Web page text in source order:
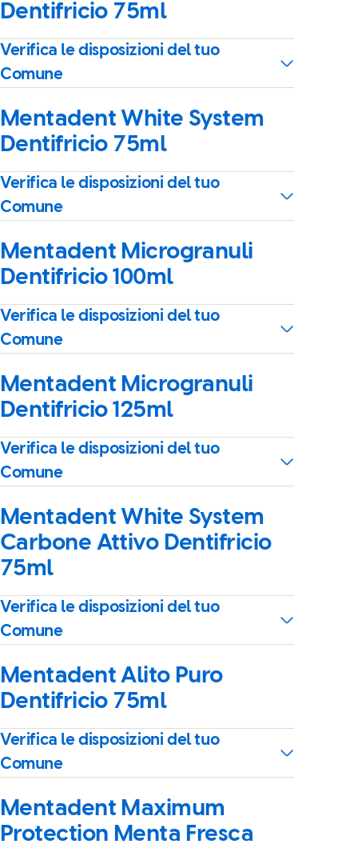
Dentifricio 75ml
Verifica le disposizioni del tuo
Comune
Mentadent White System
Dentifricio 75ml
Verifica le disposizioni del tuo
Comune
Mentadent Microgranuli
Dentifricio 100ml
Verifica le disposizioni del tuo
Comune
Mentadent Microgranuli
Dentifricio 125ml
Verifica le disposizioni del tuo
Comune
Mentadent White System
Carbone Attivo Dentifricio
75ml
Verifica le disposizioni del tuo
Comune
Mentadent Alito Puro
Dentifricio 75ml
Verifica le disposizioni del tuo
Comune
Mentadent Maximum
Protection Menta Fresca